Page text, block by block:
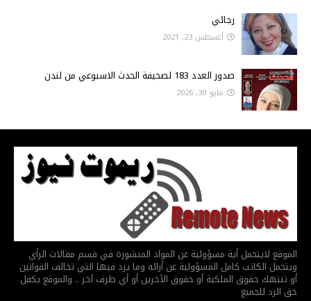
رجائي
أغسطس 23, 2021
صدور العدد 183 لصحيفة الحدث الاسبوعي من لندن
مايو 30, 2026
الموقع لايتحمل أية مسؤولية عن المواد المنشورة في قسم مقالات الرأي
ويتحمل الكاتب كامل المسؤولية عن أرائه وما يرد فيها التي تخالف القوانين
أو تنتهك حقوق الملكية أو حقوق الآخرين أو أي طرف آخر .. والموقع يكفل
حق الرد للجميع